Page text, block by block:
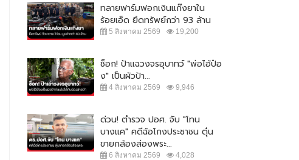
ทลายฟาร์มฟอกเงินแก๊งยาใน
ร้อยเอ็ด ยึดทรัพย์กว่า 93 ล้าน
5 สิงหาคม 2569 19,200
ช็อก! ป้าแฉวงจรอุบาทว์ "พ่อไอ้ป๋อ
ง" เป็นผัวป้า...
4 สิงหาคม 2569 9,946
ด่วน! ตำรวจ ปอศ. จับ "โทน
บางแค" คดีฉ้อโกงประชาชน ตุ๋น
ขายกล้องส่องพระ...
6 สิงหาคม 2569 4,028